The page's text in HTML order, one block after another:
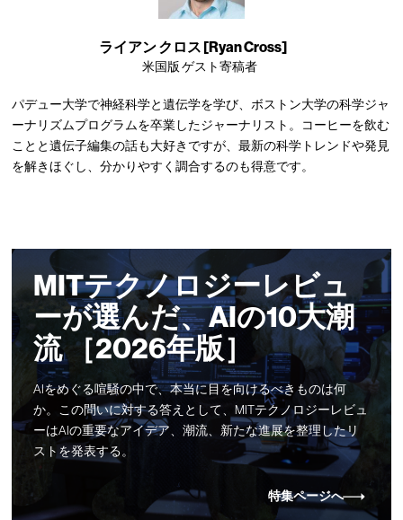
ライアン クロス [Ryan Cross]
米国版 ゲスト寄稿者
パデュー大学で神経科学と遺伝学を学び、ボストン大学の科学ジャ
ーナリズムプログラムを卒業したジャーナリスト。コーヒーを飲む
ことと遺伝子編集の話も大好きですが、最新の科学トレンドや発見
を解きほぐし、分かりやすく調合するのも得意です。
MITテクノロジーレビュ
ーが選んだ、AIの10大潮
流 ［2026年版］
AIをめぐる喧騒の中で、本当に目を向けるべきものは何
か。この問いに対する答えとして、MITテクノロジーレビュ
ーはAIの重要なアイデア、潮流、新たな進展を整理したリ
ストを発表する。
特集ページへ